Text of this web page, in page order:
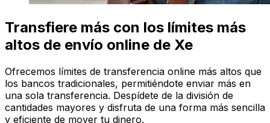
Transfiere más con los límites más
altos de envío online de Xe
Ofrecemos límites de transferencia online más altos que
los bancos tradicionales, permitiéndote enviar más en
una sola transferencia. Despídete de la división de
cantidades mayores y disfruta de una forma más sencilla
y eficiente de mover tu dinero.